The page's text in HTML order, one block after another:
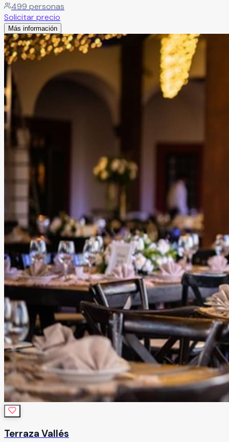
junto con sus familiares y amigos. Ya que les aseguran que
podrán tener evento inigualables, que siempre recordarán.
Leer más
499 personas
Solicitar precio
Más información
Terraza Vallés